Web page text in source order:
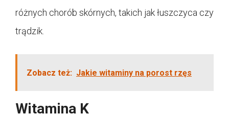
różnych chorób skórnych, takich jak łuszczyca czy
trądzik.
Zobacz też: Jakie witaminy na porost rzęs
Witamina K